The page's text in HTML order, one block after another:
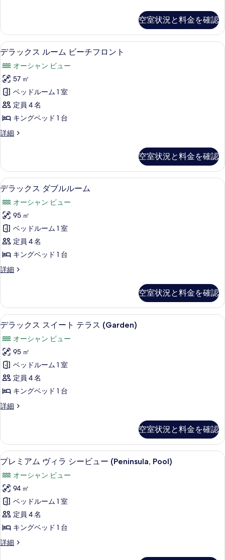
を
表
示
す
る
(Pool
Front)
の
す
べ
て
の
写
真
示
す
る
ス
ル
ー
(Pool
Front)
の
詳
細
空室状況と料金を確認
デ
ラ
ッ
ク
ス
ル
ー
ム
ー
チ
フ
ロ
ン
ト
の
す
べ
写
真
を
表
示
す
る
デラックス ルーム ビーチフロント |
6
デラックス ルーム ビーチフロント
オーシャン ビュー
57 ㎡
ベッドルーム 1 室
定員 4 名
キングベッド 1 台
詳細
デ
ス
ル
ー
ビ
ー
チ
フ
ロ
ン
ト
の
空室状況と料金を確認
デ
ラ
ッ
ク
ス
ダ
ブ
ル
ー
ム
の
す
べ
て
の
写
真
示
す
る
デラックス ダブルルーム | ミニバー
5
デラックス ダブルルーム
オーシャン ビュー
95 ㎡
ベッドルーム 1 室
定員 4 名
キングベッド 1 台
詳細
デ
ス
ダ
ブ
ル
ー
ム
の
詳
細
空室状況と料金を確認
デ
ラ
ッ
ク
ス
ス
イ
ー
テ
ラ
ス
(Garden)
の
す
べ
て
の
デラックス スイート テラス
5
デラックス スイート テラス (Garden)
オーシャン ビュー
95 ㎡
ベッドルーム 1 室
定員 4 名
キングベッド 1 台
詳細
デ
ス
ス
イ
ト
テ
ラ
ス
(Garden)
の
詳
細
空室状況と料金を確認
プ
レ
ミ
ア
ム
ヴ
ィ
ラ
プレミアム ヴィラ シービュー
7
プレミアム ヴィラ シービュー (Peninsula, Pool)
オーシャン ビュー
94 ㎡
ベッドルーム 1 室
定員 4 名
キングベッド 1 台
詳細
プ